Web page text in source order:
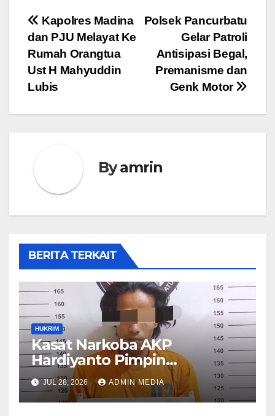
Navigasi
pos
Polsek Pancurbatu
Gelar Patroli
Antisipasi Begal,
Premanisme dan
Genk Motor
Kapolres Madina
dan PJU Melayat Ke
Rumah Orangtua
Ust H Mahyuddin
Lubis
Byamrin
BERITA TERKAIT
HUKRIM
Kasat Narkoba AKP
Hardiyanto Pimpin
Pemberantasan Narkoba,
Residivis Marbau Kembali
Masuk Bui
JUL 28, 2026 ADMIN MEDIA